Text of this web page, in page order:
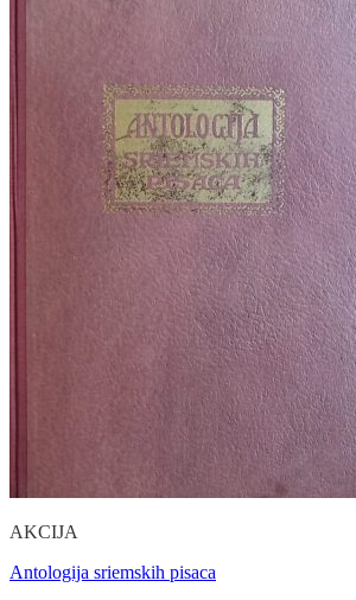
AKCIJA
Antologija sriemskih pisaca